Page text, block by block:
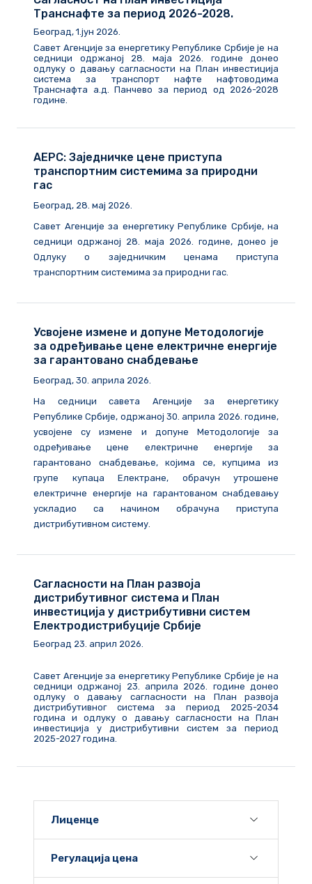
Транснафте за период 2026-2028.
Београд, 1.јун 2026.
Савет Агенције за енергетику Републике Србије је на
седници одржаној 28. маја 2026. године донео
одлуку о давању сагласности на План инвестиција
система за транспорт нафте нафтоводима
Транснафта а.д. Панчево за период од 2026-2028
године.
АЕРС: Заједничке цене приступа
транспортним системима за природни
гас
Београд, 28. мај 2026.
Савет Агенције за енергетику Републике Србије, на
седници одржаној 28. маја 2026. године, донео је
Одлуку о заједничким ценама приступа
транспортним системима за природни гас.
Усвојене измене и допуне Методологије
за одређивање цене електричне енергије
за гарантовано снабдевање
Београд, 30. априла 2026.
На седници савета Агенције за енергетику
Републике Србије, одржаној 30. априла 2026. године,
усвојене су измене и допуне Методологије за
одређивање цене електричне енергије за
гарантовано снабдевање, којима се, купцима из
групе купаца Електране, обрачун утрошене
електричне енергије на гарантованом снабдевању
ускладио са начином обрачуна приступа
дистрибутивном систему.
Сагласности на План развоја
дистрибутивног система и План
инвестиција у дистрибутивни систем
Електродистрибуције Србије
Београд 23. април 2026.
Савет Агенције за енергетику Републике Србије је на
седници одржаној 23. априла 2026. године донео
одлуку о давању сагласности на План развоја
дистрибутивног система за период 2025-2034
година и одлуку о давању сагласности на План
инвестиција у дистрибутивни систем за период
2025-2027 година.
Лиценце
Регулација цена